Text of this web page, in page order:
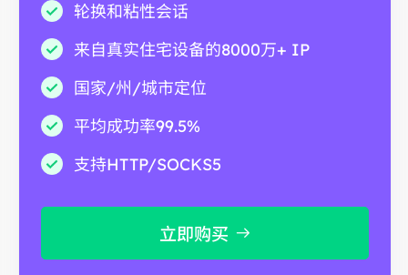
轮换和粘性会话
来自真实住宅设备的8000万+ IP
国家/州/城市定位
平均成功率99.5%
支持HTTP/SOCKS5
立即购买